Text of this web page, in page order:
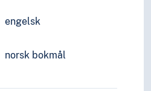
engelsk
norsk bokmål